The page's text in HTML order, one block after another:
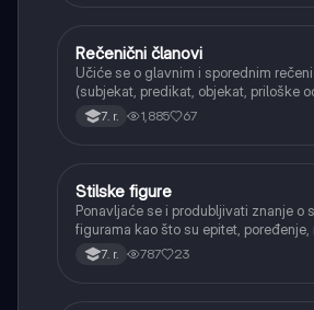
Srpski jezik
Rečenični članovi
Učiće se o glavnim i sporednim
(subjekat, predikat, objekat, priloške
apozicija) i njihovoj funkciji.
7. r. 1,885 67
Srpski jezik
Stilske figure
Ponavljaće se i produbljivati znanje o
figurama kao što su epitet, poređenje,
personifikacija, hiperbola,
asonanca, razumevajući njihovu ulogu
7. r. 787 23